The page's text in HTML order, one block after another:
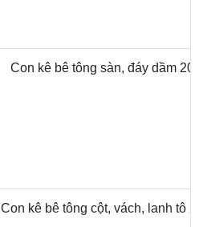
Con kê bê tông sàn, đáy dầm
Con kê bê tông cột, vách, lanh tô